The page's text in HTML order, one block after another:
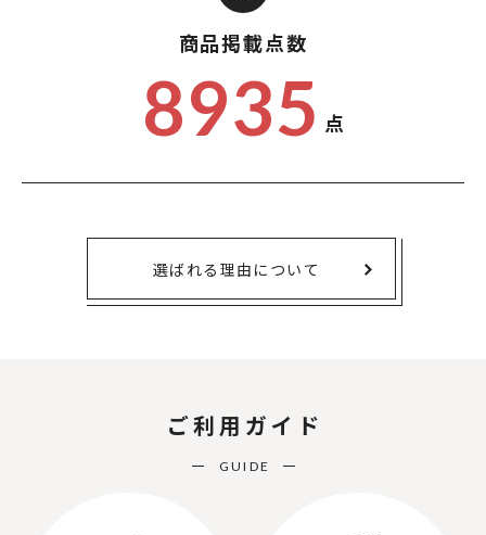
商品掲載点数
8935 点
選ばれる理由について
ご利用ガイド
GUIDE